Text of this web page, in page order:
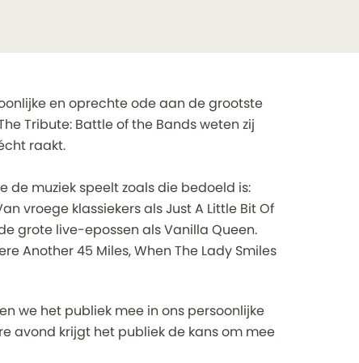
en oprechte ode aan de grootste
Tribute: Battle of the Bands weten zij
raakt.
de muziek speelt zoals die bedoeld is:
vroege klassiekers als Just A Little Bit Of
grote live-epossen als Vanilla Queen.
Another 45 Miles, When The Lady Smiles
we het publiek mee in ons persoonlijke
avond krijgt het publiek de kans om mee
Inzoomen